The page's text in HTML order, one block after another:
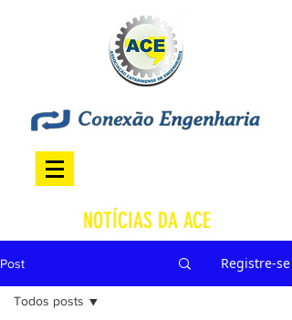
NOTÍCIAS DA ACE
Post Registre-se
Todos posts